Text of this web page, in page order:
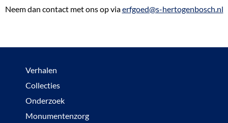
Neem dan contact met ons op viaerfgoed@s-hertogenbosch.nl
Verhalen
Collecties
Onderzoek
Monumentenzorg